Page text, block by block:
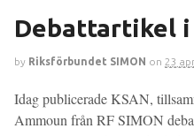
Debattartikel
by Riksförbundet SIMON on 23
Idag publicerade KSAN,
Ammoun från RF SIMON